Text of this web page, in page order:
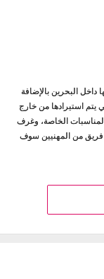
داخل البحرين بالإضافة
يتم استيرادها من خارج
الخاصة، وغرف
فريق من المهنيين سوف